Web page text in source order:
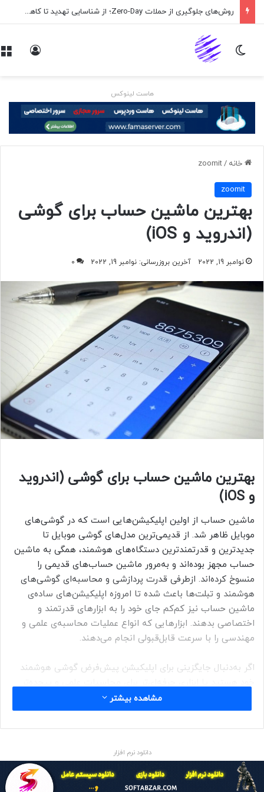
روش‌های جلوگیری از حملات Zero-Day؛ از شناسایی تهدید تا کاهش ریسک
تغییر پوسته
هاست لینوکس
خانه /
zoomit
zoomit
بهترین ماشین حساب برای گوشی
(اندروید و iOS)
نوامبر 19, 2022 آخرین بروزرسانی: نوامبر 19, 2022 0
بهترین ماشین حساب برای گوشی (اندروید
و iOS)
ماشین حساب از اولین اپلیکیشن‌هایی است که در گوشی‌های
موبایل ظاهر شد. از قدیمی‌ترین مدل‌های گوشی موبایل تا
جدیدترین و قدرتمندترین دستگاه‌های هوشمند، همگی به ماشین
حساب مجهز بوده‌اند و به‌مرور ماشین حساب‌های قدیمی را
منسوخ کرده‌اند. ازطرفی قدرت پردازشی و محاسبه‌ای گوشی‌های
هوشمند و تبلت‌ها باعث شده تا امروزه اپلیکیشن‌های ساده‌ی
ماشین حساب نیز کم‌کم جای خود را به ابزارهای قدرتمند و
اختصاصی بدهند. ابزارهایی که انواع عملیات محاسبه‌ی علمی و
مهندسی را با سرعت قابل‌قبولی انجام می‌دهند.
اگر به‌دنبال جایگزینی برای اپلیکیشن پیش‌فرض گوشی هوشمند
نیاز دارید، در ادامه‌ی این مطلب شما را با برترین اپلیکیشن‌های
جایگزین ماشین حساب دراندروید وiOS آشنا می‌کنیم.بیشتر
اپ‌هایی که در این مقاله معرفی می‌کنیم برای جفت کاربران
بهترین ماشین حساب برای اندروید
مشاهده بیشتر
دانلود نرم افزار